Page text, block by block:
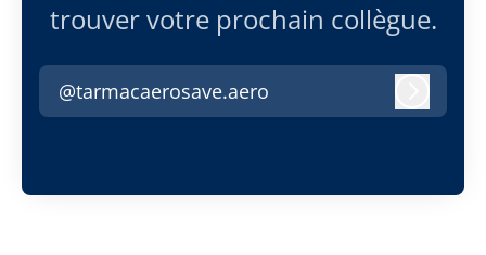
trouver votre prochain collègue.
@tarmacaerosave.aero